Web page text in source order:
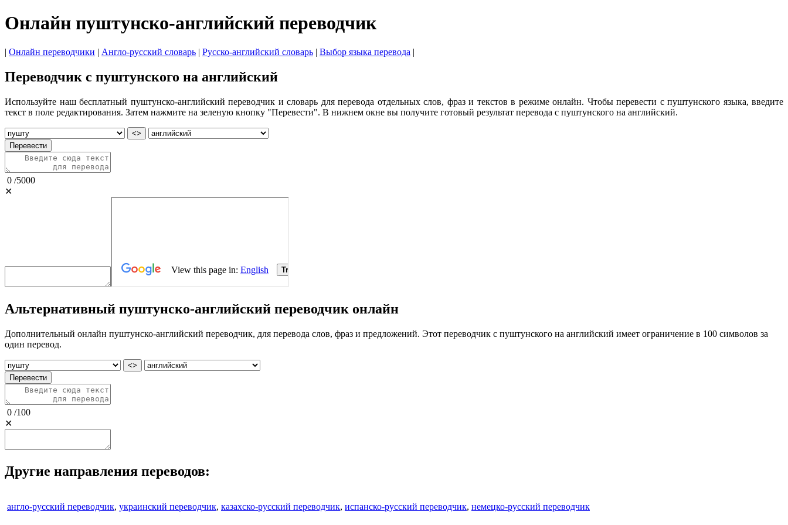
Онлайн пуштунско-английский переводчик
| Онлайн переводчики | Англо-русский словарь | Русско-английский словарь | Выбор языка перевода |
Переводчик с пуштунского на английский
Используйте наш бесплатный пуштунско-английский переводчик и словарь для перевода отдельных слов, фраз и текстов в режиме онлайн. Чтобы перевести с пуштунского языка, введите
текст в поле редактирования. Затем нажмите на зеленую кнопку "Перевести". В нижнем окне вы получите готовый результат перевода с пуштунского на английский.
<>
Перевести
0 /5000
✕
Альтернативный пуштунско-английский переводчик онлайн
Дополнительный онлайн пуштунско-английский переводчик, для перевода слов, фраз и предложений. Этот переводчик с пуштунского на английский имеет ограничение в 100 символов за
один перевод.
<>
Перевести
0 /100
✕
Другие направления переводов:
англо-русский переводчик, украинский переводчик, казахско-русский переводчик, испанско-русский переводчик, немецко-русский переводчик